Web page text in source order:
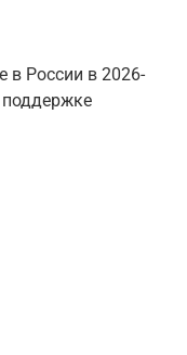
в России в 2026-